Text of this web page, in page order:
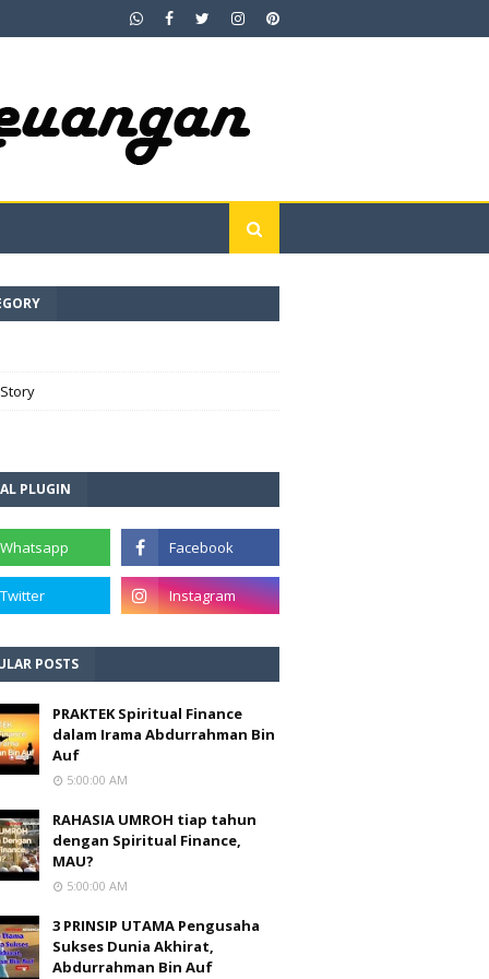
PLUGIN
POSTS
PRAKTEK Spiritual Finance
dalam Irama Abdurrahman Bin
Auf
5:00:00 AM
RAHASIA UMROH tiap tahun
dengan Spiritual Finance,
MAU?
5:00:00 AM
3 PRINSIP UTAMA Pengusaha
Sukses Dunia Akhirat,
Abdurrahman Bin Auf